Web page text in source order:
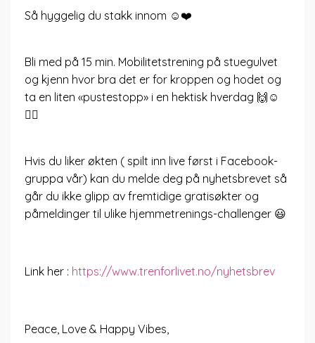
Så hyggelig du stakk innom ☺️❤️
Bli med på 15 min. Mobilitetstrening på stuegulvet
og kjenn hvor bra det er for kroppen og hodet og
ta en liten «pustestopp» i en hektisk hverdag 🙌☺️
🧘‍♀️
Hvis du liker økten ( spilt inn live først i Facebook-
gruppa vår) kan du melde deg på nyhetsbrevet så
går du ikke glipp av fremtidige gratisøkter og
påmeldinger til ulike hjemmetrenings-challenger 😃
Link her : https://www.trenforlivet.no/nyhetsbrev
Peace, Love & Happy Vibes,